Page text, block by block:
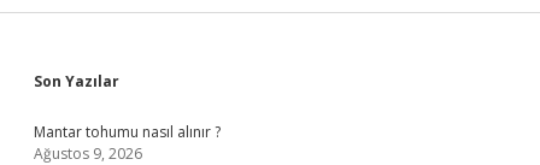
Sidebar
Son Yazılar
Mantar tohumu nasıl alınır ?
Ağustos 9, 2026